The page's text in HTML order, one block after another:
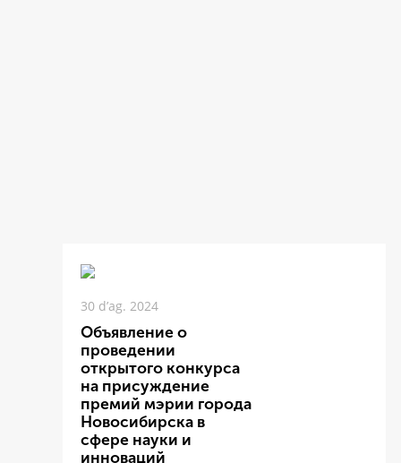
30 d’ag. 2024
Объявление о
проведении
открытого конкурса
на присуждение
премий мэрии города
Новосибирска в
сфере науки и
инноваций